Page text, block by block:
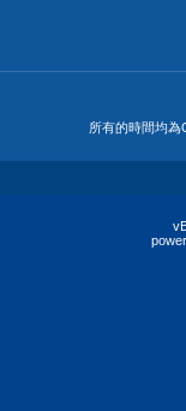
所有的時間均為